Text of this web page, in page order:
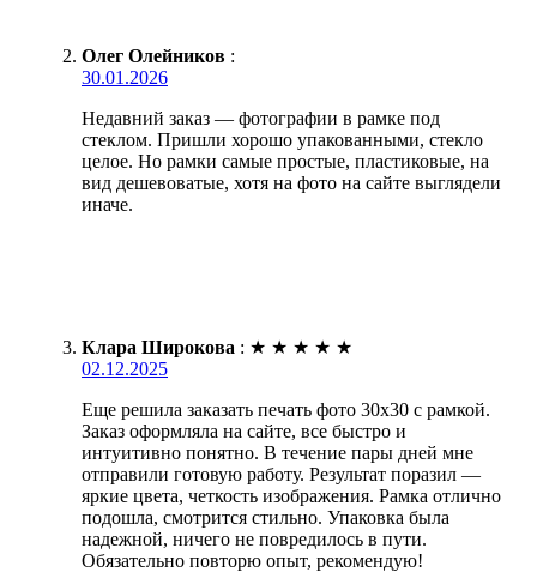
Олег Олейников :
30.01.2026
Недавний заказ — фотографии в рамке под
стеклом. Пришли хорошо упакованными, стекло
целое. Но рамки самые простые, пластиковые, на
вид дешевоватые, хотя на фото на сайте выглядели
иначе.
Клара Широкова : ★ ★ ★ ★ ★
02.12.2025
Еще решила заказать печать фото 30х30 с рамкой.
Заказ оформляла на сайте, все быстро и
интуитивно понятно. В течение пары дней мне
отправили готовую работу. Результат поразил —
яркие цвета, четкость изображения. Рамка отлично
подошла, смотрится стильно. Упаковка была
надежной, ничего не повредилось в пути.
Обязательно повторю опыт, рекомендую!